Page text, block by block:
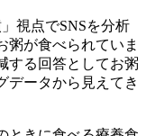
視点でSNSを分析
粥が食べられていま
する回答としてお粥
データから見えてき